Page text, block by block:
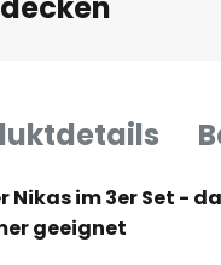
Nikas im 3er Set -
geeignet